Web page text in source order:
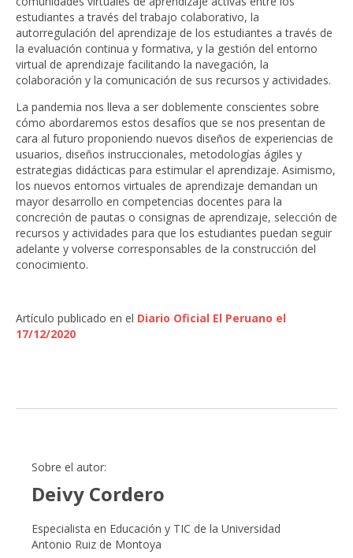
estudiantes a través del trabajo colaborativo, la
autorregulación del aprendizaje de los estudiantes a través de
la evaluación continua y formativa, y la gestión del entorno
virtual de aprendizaje facilitando la navegación, la
colaboración y la comunicación de sus recursos y actividades.
La pandemia nos lleva a ser doblemente conscientes sobre
cómo abordaremos estos desafíos que se nos presentan de
cara al futuro proponiendo nuevos diseños de experiencias de
usuarios, diseños instruccionales, metodologías ágiles y
estrategias didácticas para estimular el aprendizaje. Asimismo,
los nuevos entornos virtuales de aprendizaje demandan un
mayor desarrollo en competencias docentes para la
concreción de pautas o consignas de aprendizaje, selección de
recursos y actividades para que los estudiantes puedan seguir
adelante y volverse corresponsables de la construcción del
conocimiento.
Artículo publicado en el Diario Oficial El Peruano el
17/12/2020
Sobre el autor:
Deivy Cordero
Especialista en Educación y TIC de la Universidad
Antonio Ruiz de Montoya